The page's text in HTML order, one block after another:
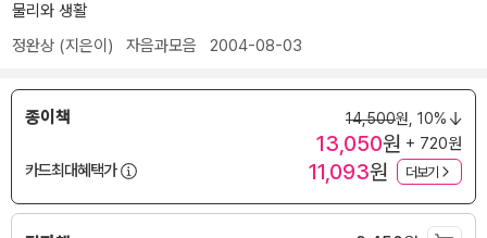
물리와 생활
정완상 (지은이) 자음과모음 2004-08-03
종이책 14,500원, 10%
13,050원 + 720원
카드최대혜택가
11,093원 더보기